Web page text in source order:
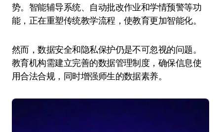
势。智能辅导系统、自动批改作业和学情预警等功
能，正在重塑传统教学流程，使教育更加智能化。
然而，数据安全和隐私保护仍是不可忽视的问题。
教育机构需建立完善的数据管理制度，确保信息使
用合法合规，同时增强师生的数据素养。